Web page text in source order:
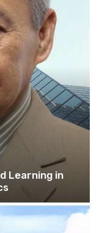
Learning in